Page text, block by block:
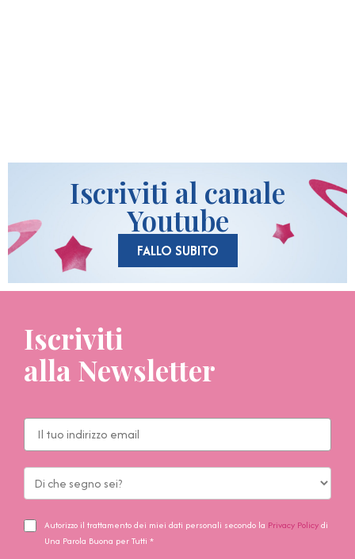
Iscriviti al canale
Youtube
FALLO SUBITO
Iscriviti
alla Newsletter
Autorizzo il trattamento dei miei dati personali secondo la Privacy Policydi
Una Parola Buona per Tutti *